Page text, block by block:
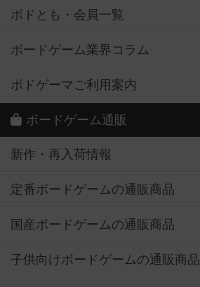
ボドとも・会員一覧
ボードゲーム業界コラム
ボドゲーマご利用案内
ボードゲーム通販
新作・再入荷情報
定番ボードゲームの通販商品
国産ボードゲームの通販商品
子供向けボードゲームの通販商品